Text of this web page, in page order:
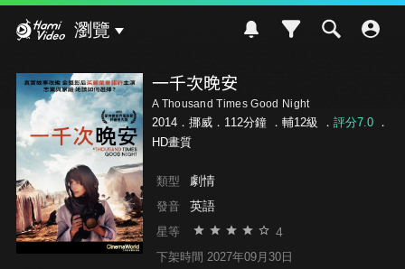
瀏覽
一千次晚安
A Thousand Times Good Night
2014．挪威．112分鐘 ． 輔12級 ． 評分7.0．
HD畫質
類型 劇情
發音 英語
星等 4
下架時間 2027年09月30日